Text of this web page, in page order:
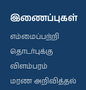
இணைப்புகள்
எம்மைப்பற்றி
தொடர்புக்கு
விளம்பரம்
மரண அறிவித்தல்